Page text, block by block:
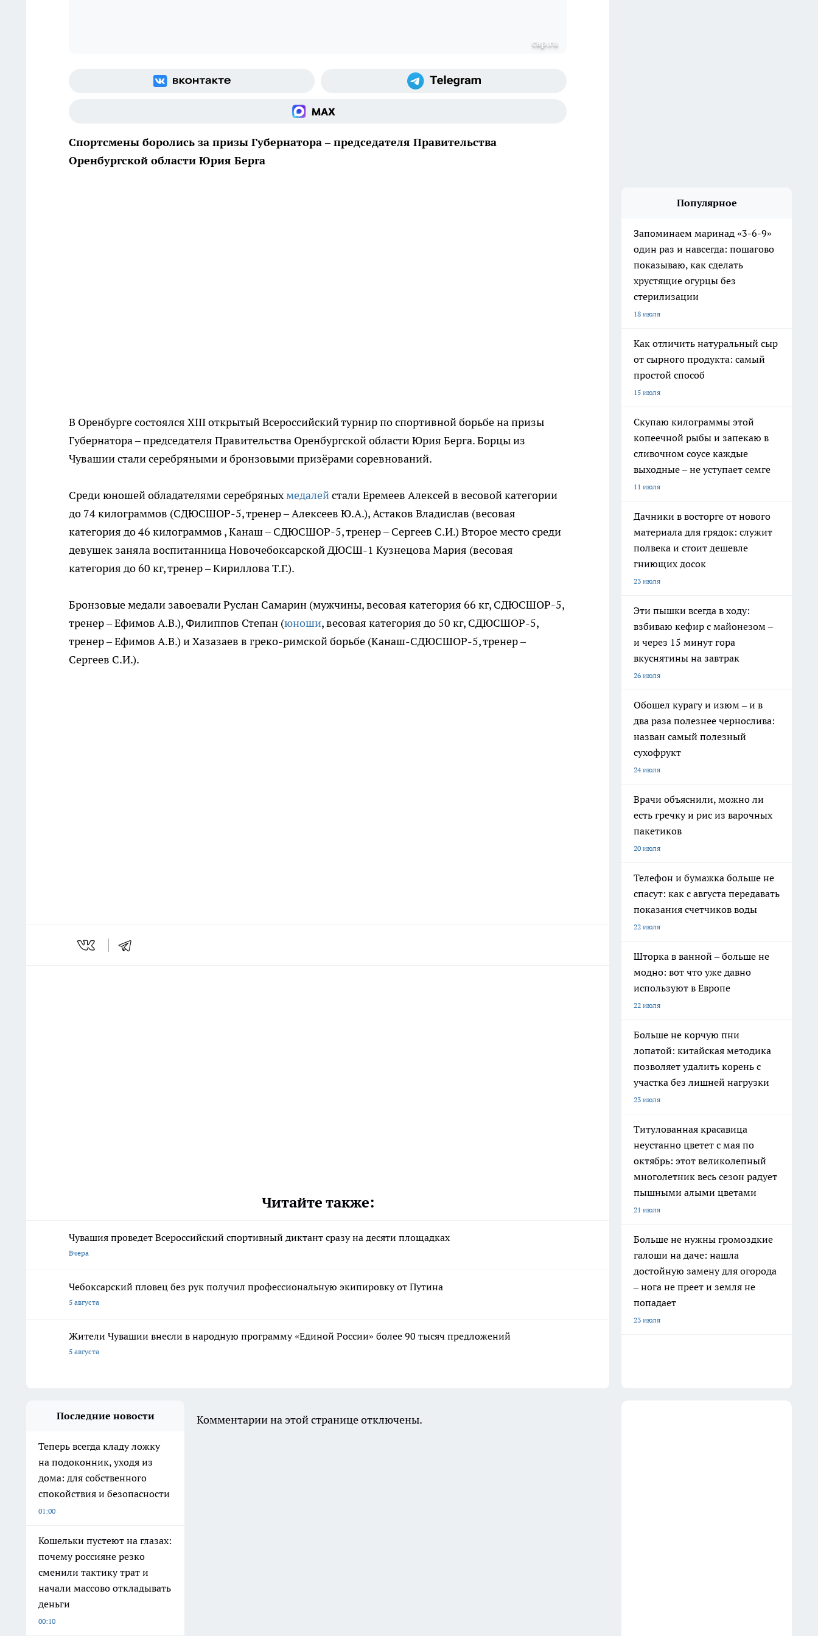
cap.ru
Спортсмены боролись за призы Губернатора – председателя Правительства
Оренбургской области Юрия Берга
В Оренбурге состоялся XIII открытый Всероссийский турнир по спортивной борьбе на призы
Губернатора – председателя Правительства Оренбургской области Юрия Берга. Борцы из
Чувашии стали серебряными и бронзовыми призёрами соревнований.
Среди юношей обладателями серебряныхмедалейстали Еремеев Алексей в весовой категории
до 74 килограммов (СДЮСШОР-5, тренер – Алексеев Ю.А.), Астаков Владислав (весовая
категория до 46 килограммов , Канаш – СДЮСШОР-5, тренер – Сергеев С.И.) Второе место среди
девушек заняла воспитанница Новочебоксарской ДЮСШ-1 Кузнецова Мария (весовая
категория до 60 кг, тренер – Кириллова Т.Г.).
Бронзовые медали завоевали Руслан Самарин (мужчины, весовая категория 66 кг, СДЮСШОР-5,
тренер – Ефимов А.В.), Филиппов Степан (юноши, весовая категория до 50 кг, СДЮСШОР-5,
тренер – Ефимов А.В.) и Хазазаев в греко-римской борьбе (Канаш-СДЮСШОР-5, тренер –
Сергеев С.И.).
Читайте также:
Чувашия проведет Всероссийский спортивный диктант сразу на десяти площадках
Вчера
Чебоксарский пловец без рук получил профессиональную экипировку от Путина
5 августа
Жители Чувашии внесли в народную программу «Единой России» более 90 тысяч предложений
5 августа
Популярное
Запоминаем маринад «3-6-9»
один раз и навсегда: пошагово
показываю, как сделать
хрустящие огурцы без
стерилизации
18 июля
Как отличить натуральный сыр
от сырного продукта: самый
простой способ
15 июля
Скупаю килограммы этой
копеечной рыбы и запекаю в
сливочном соусе каждые
выходные – не уступает семге
11 июля
Дачники в восторге от нового
материала для грядок: служит
полвека и стоит дешевле
гниющих досок
23 июля
Эти пышки всегда в ходу:
взбиваю кефир с майонезом –
и через 15 минут гора
вкуснятины на завтрак
26 июля
Обошел курагу и изюм – и в
два раза полезнее чернослива:
назван самый полезный
сухофрукт
24 июля
Врачи объяснили, можно ли
есть гречку и рис из варочных
пакетиков
20 июля
Телефон и бумажка больше не
спасут: как с августа передавать
показания счетчиков воды
22 июля
Шторка в ванной – больше не
модно: вот что уже давно
используют в Европе
22 июля
Больше не корчую пни
лопатой: китайская методика
позволяет удалить корень с
участка без лишней нагрузки
23 июля
Титулованная красавица
неустанно цветет с мая по
октябрь: этот великолепный
многолетник весь сезон радует
пышными алыми цветами
21 июля
Больше не нужны громоздкие
галоши на даче: нашла
достойную замену для огорода
– нога не преет и земля не
попадает
23 июля
Последние новости
Теперь всегда кладу ложку
на подоконник, уходя из
дома: для собственного
спокойствия и безопасности
01:00
Кошельки пустеют на глазах:
почему россияне резко
сменили тактику трат и
начали массово откладывать
деньги
00:10
Комментарии на этой странице отключены.